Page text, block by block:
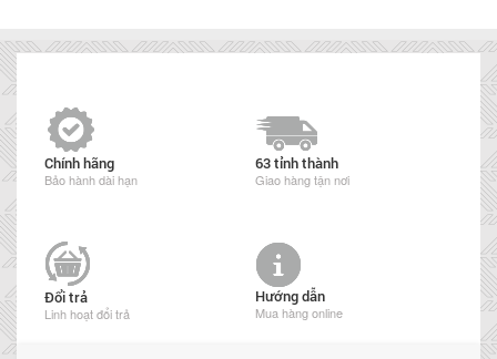
Chính hãng
Bảo hành dài hạn
63 tỉnh thành
Giao hàng tận nơi
Đổi trả
Linh hoạt đổi trả
Hướng dẫn
Mua hàng online